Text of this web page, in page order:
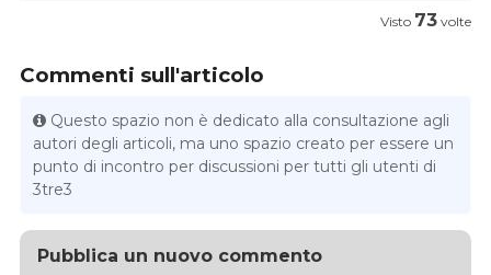
Visto 73 volte
Commenti sull'articolo
Questo spazio non è dedicato alla consultazione agli
autori degli articoli, ma uno spazio creato per essere un
punto di incontro per discussioni per tutti gli utenti di
3tre3
Pubblica un nuovo commento